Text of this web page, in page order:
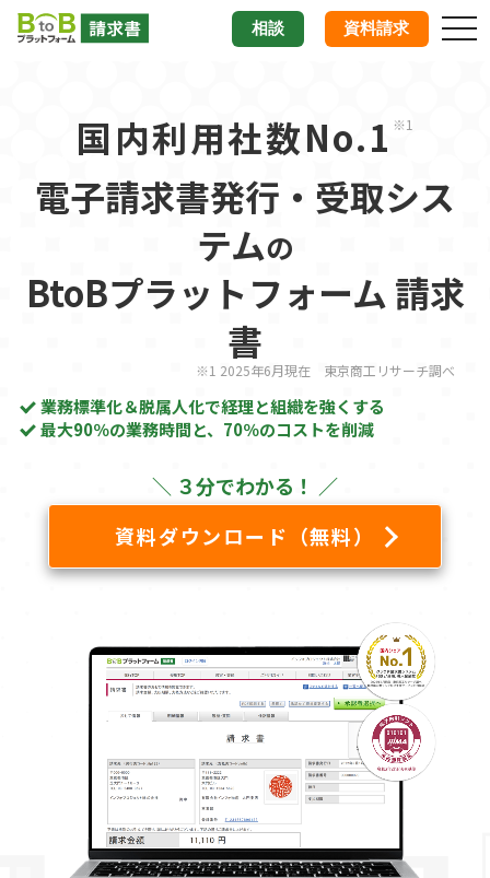
相談 資料請求
国内利用社数No.1 ※1
電子請求書発行・受取シス
テムの
BtoBプラットフォーム 請求
書
※1 2025年6月現在 東京商工リサーチ調べ
業務標準化＆脱属人化で経理と組織を強くする
最大90％の業務時間と、70％のコストを削減
＼ ３分でわかる！ ／
資料ダウンロード（無料）